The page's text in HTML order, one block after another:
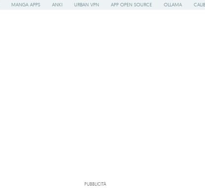
MANGA APPS ANKI URBAN VPN APP OPEN SOURCE OLLAMA
PUBBLICITÀ